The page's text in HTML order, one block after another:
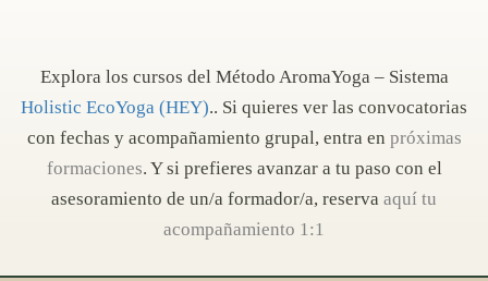
Explora los cursos del Método AromaYoga – Sistema
Holistic EcoYoga (HEY).. Si quieres ver las convocatorias
con fechas y acompañamiento grupal, entra en próximas
formaciones. Y si prefieres avanzar a tu paso con el
asesoramiento de un/a formador/a, reserva aquí tu
acompañamiento 1:1